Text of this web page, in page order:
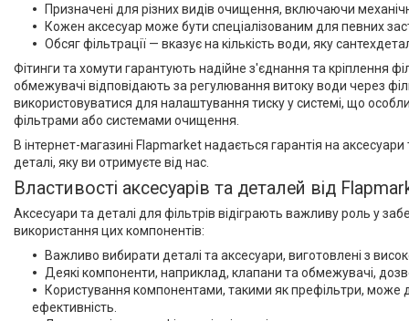
Призначені для різних видів очищення, включаючи
Кожен аксесуар може бути спеціалізованим для певних
Обсяг фільтрації — вказує на кількість води, яку
Фітинги та хомути гарантують надійне з'єднання та кріплення
обмежувачі відповідають за регулювання витоку води через
використовуватися для налаштування тиску у системі, що
фільтрами або системами очищення.
В інтернет-магазині Flapmarket надається гарантія на
деталі, яку ви отримуєте від нас.
Властивості аксесуарів та деталей від
Аксесуари та деталі для фільтрів відіграють важливу роль у
використання цих компонентів:
Важливо вибирати деталі та аксесуари, виготовлені з
Деякі компоненти, наприклад, клапани та обмежувачі,
Користування компонентами, такими як префільтри, може
ефективність.